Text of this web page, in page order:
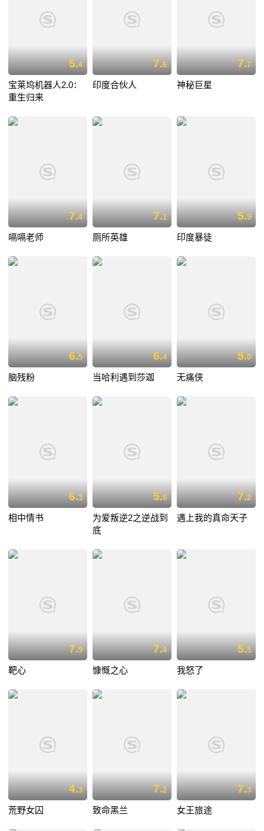
5.4
宝莱坞机器人2.0：
重生归来
7.6
印度合伙人
7.7
神秘巨星
7.4
嗝嗝老师
7.1
厕所英雄
5.9
印度暴徒
6.5
脑残粉
6.4
当哈利遇到莎迦
5.0
无痛侠
6.3
相中情书
5.8
为爱叛逆2之逆战到
底
7.2
遇上我的真命天子
7.9
靶心
7.4
慷慨之心
5.5
我怒了
4.3
荒野女囚
7.2
致命黑兰
7.3
女王旅途